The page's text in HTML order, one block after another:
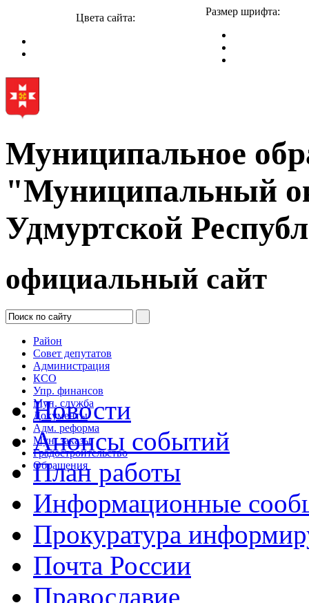
Цвета сайта:
Размер шрифта:
Муниципальное
"Муниципальный
Удмуртской
официальный сайт
Район
Совет депутатов
Администрация
КСО
Упр. финансов
Мун. служба
Документы
Адм. реформа
Мун. заказы
Градостроительство
Обращения
Новости
Анонсы событий
План работы
Информационные
Прокуратура
Почта России
Православие